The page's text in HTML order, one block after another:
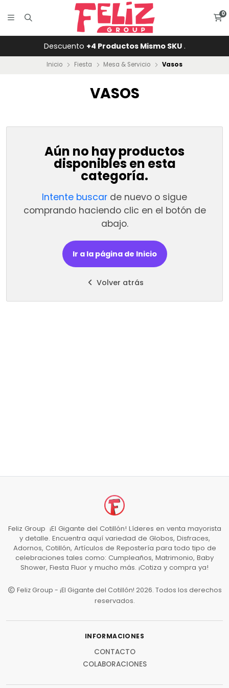
0
Descuento +4 Productos Mismo SKU.
Inicio Fiesta Mesa & Servicio Vasos
VASOS
Aún no hay productos
disponibles en esta
categoría.
Intente buscar de nuevo o sigue
comprando haciendo clic en el botón de
abajo.
Ir a la página de Inicio
Volver atrás
Feliz Group ¡El Gigante del Cotillón! Líderes en venta mayorista
y detalle. Encuentra aquí variedad de Globos, Disfraces,
Adornos, Cotillón, Artículos de Repostería para todo tipo de
celebraciones tales como: Cumpleaños, Matrimonio, Baby
Shower, Fiesta Fluor y mucho más. ¡Cotiza y compra ya!
Feliz Group - ¡El Gigante del Cotillón! 2026. Todos los derechos
reservados.
INFORMACIONES
CONTACTO
COLABORACIONES